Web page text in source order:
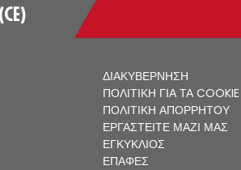
ΔΙΑΚΥΒΈΡΝΗΣΗ
ΠΟΛΙΤΙΚΉ ΓΙΑ ΤΑ COOKIE
ΠΟΛΙΤΙΚΉ ΑΠΟΡΡΉΤΟΥ
ΕΡΓΑΣΤΕΊΤΕ ΜΑΖΊ ΜΑΣ
ΕΓΚΎΚΛΙΟΣ
ΕΠΑΦΈΣ